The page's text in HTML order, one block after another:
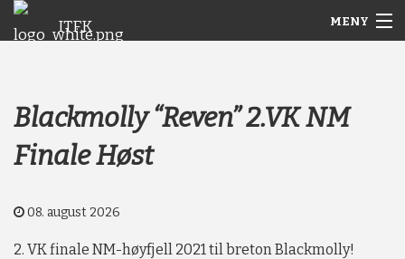
ITFK MENY
Nyheter
Aktuelt
Blackmolly “Reven” 2.VK NM
Finale Høst
08. august 2026
2. VK finale NM-høyfjell 2021 til breton Blackmolly!